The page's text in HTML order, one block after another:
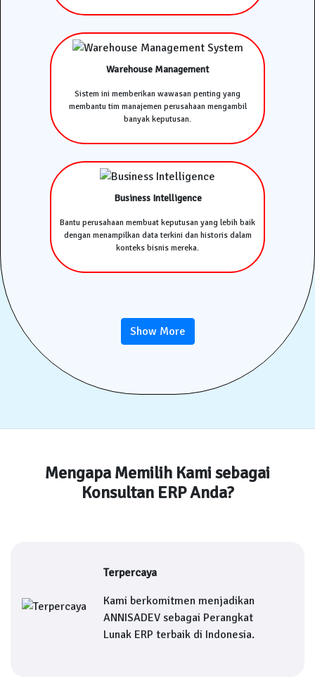
Warehouse Management
Sistem ini memberikan wawasan penting yang
membantu tim manajemen perusahaan mengambil
banyak keputusan.
Business Intelligence
Bantu perusahaan membuat keputusan yang lebih baik
dengan menampilkan data terkini dan historis dalam
konteks bisnis mereka.
Show More
Mengapa Memilih Kami sebagai
Konsultan ERP Anda?
Terpercaya
Kami berkomitmen menjadikan
ANNISADEV sebagai Perangkat
Lunak ERP terbaik di Indonesia.